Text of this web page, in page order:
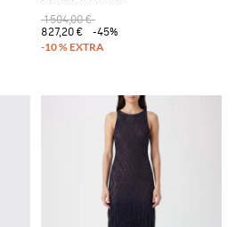
1 504,00 €
827,20 €
-45%